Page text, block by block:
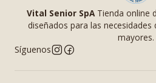
Vital Senior SpATienda online
diseñados para las
mayores.
Síguenos